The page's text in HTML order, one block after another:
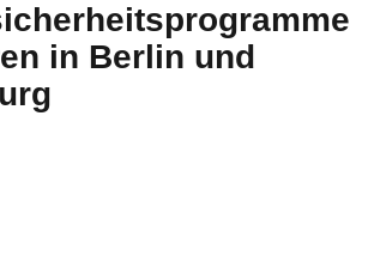
& Reisebüros
in Berlin und